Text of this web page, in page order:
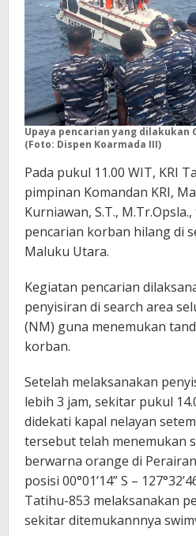
Upaya pencarian yang dilakukan
(Foto: Dispen Koarmada III)
Pada pukul 11.00 WIT, KRI
pimpinan Komandan KRI,
Kurniawan, S.T.,
pencarian korban hilang di
Maluku Utara.
Kegiatan pencarian
penyisiran di search area
(NM) guna menemukan
korban.
Setelah melaksanakan
lebih 3 jam, sekitar pukul
didekati kapal nelayan
tersebut telah menemukan
berwarna orange di
posisi 00°01’14” S –
Tatihu-853 melaksanakan
sekitar ditemukannnya